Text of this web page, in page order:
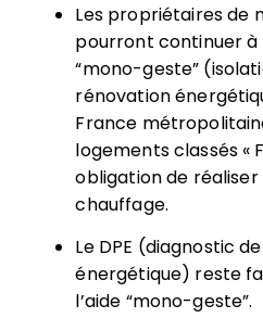
Les propriétaires de
pourront continuer
“mono-geste”
rénovation
France
logements classés «
obligation de
chauffage.
Le DPE (diagnostic
énergétique) reste
l’aide “mono-geste”.